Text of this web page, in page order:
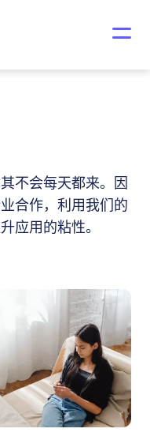
不会每天都来。因
合作，利用我们的
应用的粘性。